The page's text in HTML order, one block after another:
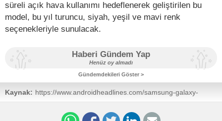
süreli açık hava kullanımı hedeflenerek geliştirilen bu
model, bu yıl turuncu, siyah, yeşil ve mavi renk
seçenekleriyle sunulacak.
Haberi Gündem Yap
Henüz oy almadı
Gündemdekileri Göster >
Kaynak: https://www.androidheadlines.com/samsung-galaxy-
watch-9-bands